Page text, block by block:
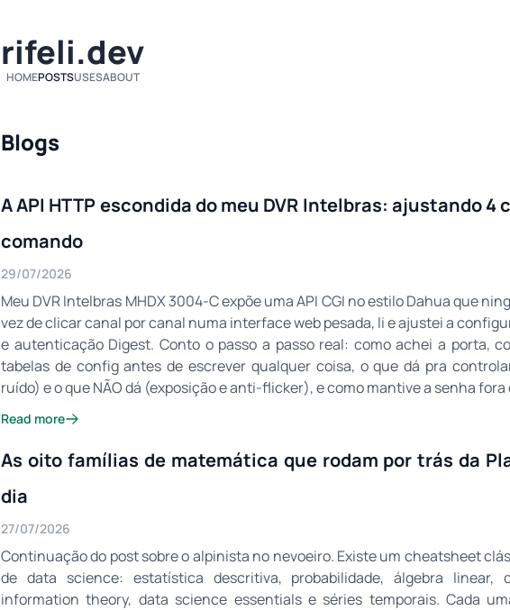
rifeli.dev
HOMEPOSTSUSESABOUT
Blogs
A API HTTP escondida do meu DVR Intelbras: ajustando 4
comando
29/07/2026
Meu DVR Intelbras MHDX 3004-C expõe uma API CGI no estilo Dahua que
vez de clicar canal por canal numa interface web pesada, li e ajustei a
e autenticação Digest. Conto o passo a passo real: como achei a porta,
tabelas de config antes de escrever qualquer coisa, o que dá pra
ruído) e o que NÃO dá (exposição e anti-flicker), e como mantive a senha
Read more
As oito famílias de matemática que rodam por trás da
dia
27/07/2026
Continuação do post sobre o alpinista no nevoeiro. Existe um cheatsheet
de data science: estatística descritiva, probabilidade, álgebra linear,
information theory, data science essentials e séries temporais. Cada